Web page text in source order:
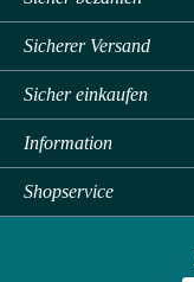
Sicherer Versand
Sicher einkaufen
Information
Shopservice